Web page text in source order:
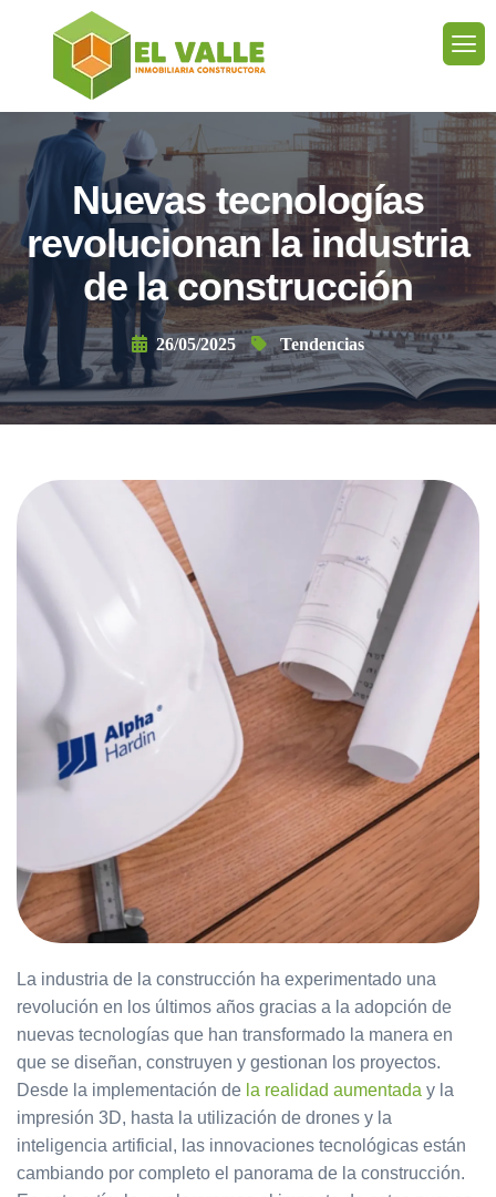
Nuevas tecnologías
revolucionan la industria
de la construcción
26/05/2025 Tendencias
La industria de la construcción ha experimentado una
revolución en los últimos años gracias a la adopción de
nuevas tecnologías que han transformado la manera en
que se diseñan, construyen y gestionan los proyectos.
Desde la implementación de la realidad aumentada y la
impresión 3D, hasta la utilización de drones y la
inteligencia artificial, las innovaciones tecnológicas están
cambiando por completo el panorama de la construcción.